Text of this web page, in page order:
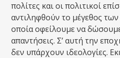
πολίτες και οι πολιτικοί
αντιληφθούν το μέγεθος
οποία οφείλουμε να
απαντήσεις. Σ’ αυτή την
δεν υπάρχουν ιδεολογίες.